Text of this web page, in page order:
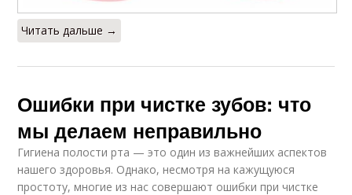
Читать дальше →
Ошибки при чистке зубов: что
мы делаем неправильно
Гигиена полости рта — это один из важнейших аспектов
нашего здоровья. Однако, несмотря на кажущуюся
простоту, многие из нас совершают ошибки при чистке